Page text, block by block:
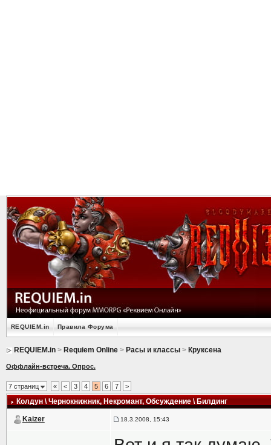
REQUIEM.in Правила Форума
REQUIEM.in> Requiem Online> Расы и классы> Круксена
Оффлайн-встреча. Опрос.
7 страниц « < 3 4 5 6 7 >
Колдун \ Чернокнижник, Некромант, Обсуждение \ Билдинг
Kaizer 18.3.2008, 15:43